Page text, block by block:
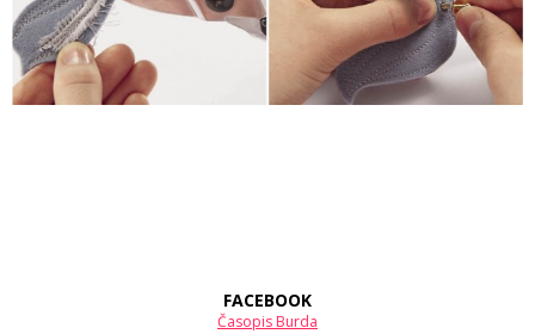
FACEBOOK
Časopis Burda